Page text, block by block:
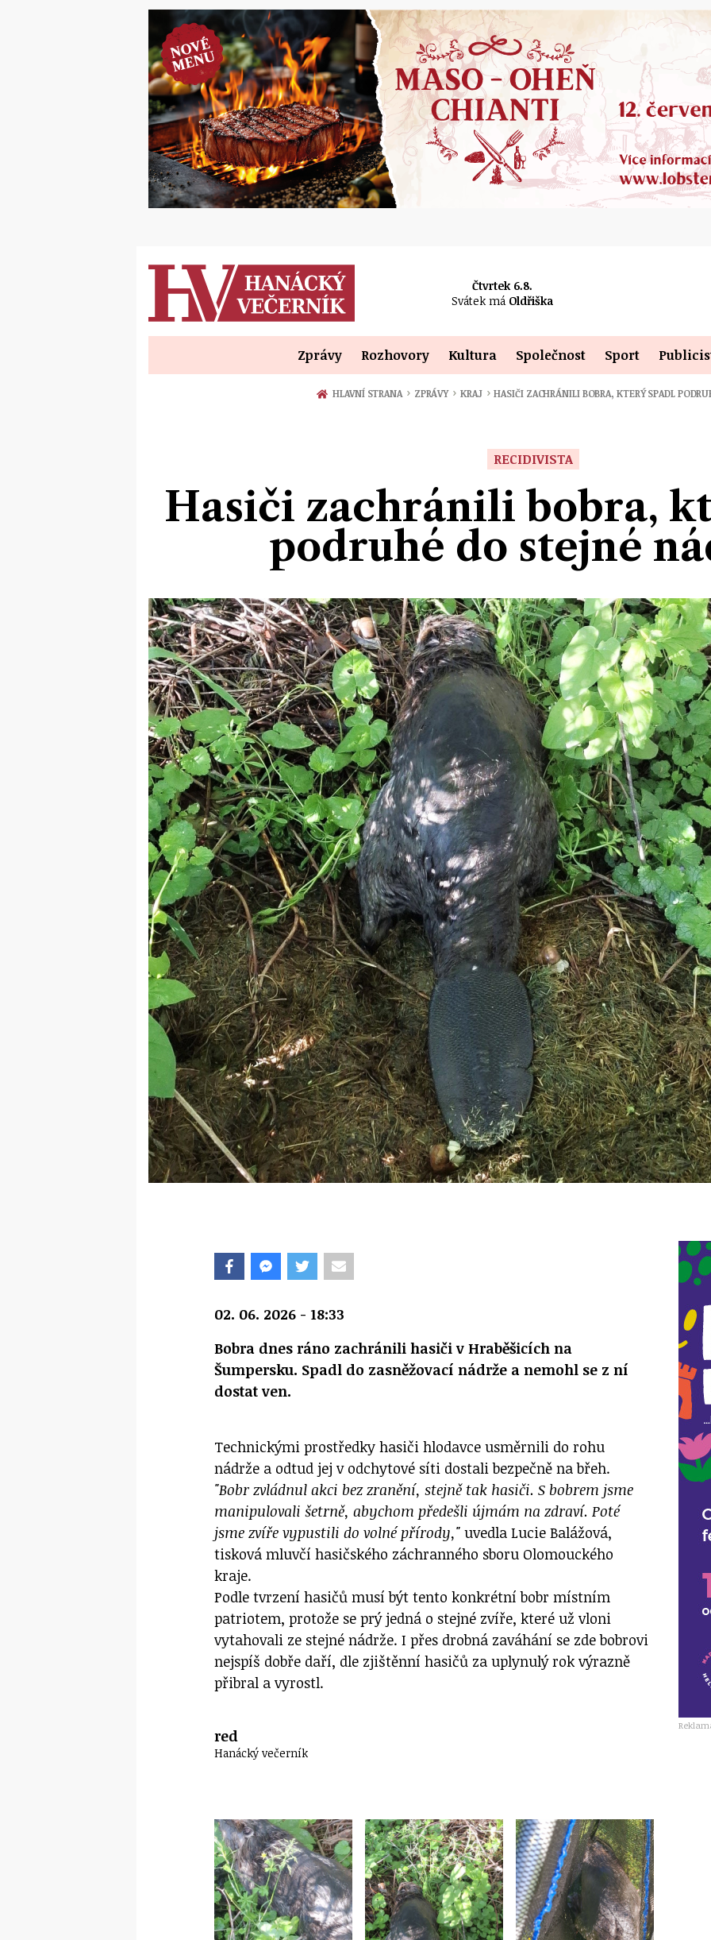
Čtvrtek 6.8.
Svátek má Oldřiška
Zprávy Rozhovory Kultura Společnost Sport
HLAVNÍ STRANA › ZPRÁVY › KRAJ › HASIČI ZACHRÁNILI BOBRA, KTERÝ SPADL
RECIDIVISTA
Hasiči zachránili bobra,
podruhé do stejné
02. 06. 2026 - 18:33
Bobra dnes ráno zachránili hasiči v Hraběšicích na
Šumpersku. Spadl do zasněžovací nádrže a nemohl se z ní
dostat ven.
Technickými prostředky hasiči hlodavce usměrnili do rohu
nádrže a odtud jej v odchytové síti dostali bezpečně na břeh.
"Bobr zvládnul akci bez zranění, stejně tak hasiči. S bobrem jsme
manipulovali šetrně, abychom předešli újmám na zdraví. Poté
jsme zvíře vypustili do volné přírody," uvedla Lucie Balážová,
tisková mluvčí hasičského záchranného sboru Olomouckého
kraje.
Podle tvrzení hasičů musí být tento konkrétní bobr místním
patriotem, protože se prý jedná o stejné zvíře, které už vloni
vytahovali ze stejné nádrže. I přes drobná zaváhání se zde bobrovi
nejspíš dobře daří, dle zjištěnní hasičů za uplynulý rok výrazně
přibral a vyrostl.
red
Hanácký večerník